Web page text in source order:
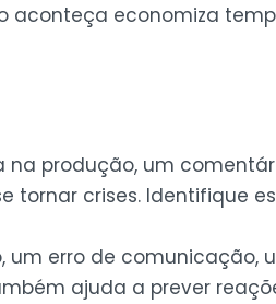
economiza
produção, um
crises. Identifique
um erro de comunicação,
ajuda a prever